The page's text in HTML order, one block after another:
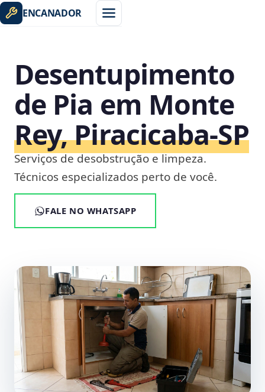
ENCANADOR
Desentupimento
de Pia em Monte
Rey, Piracicaba‑SP
Serviços de desobstrução e limpeza.
Técnicos especializados perto de você.
FALE NO WHATSAPP